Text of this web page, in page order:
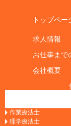
トップペー
求人情報
お仕事まで
会社概要
作業療法士
理学療法士